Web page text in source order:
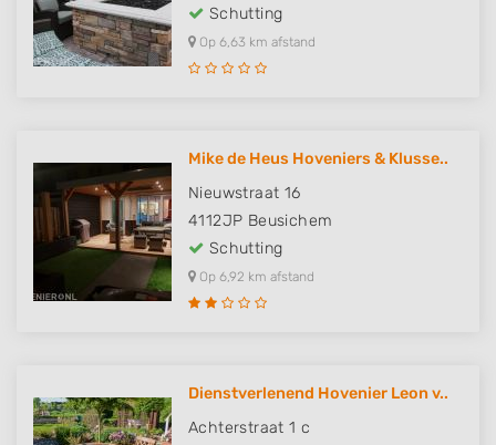
Schutting
Op 6,63 km afstand
Mike de Heus Hoveniers & Klusse..
Nieuwstraat 16
4112JP Beusichem
Schutting
Op 6,92 km afstand
Dienstverlenend Hovenier Leon v..
Achterstraat 1 c